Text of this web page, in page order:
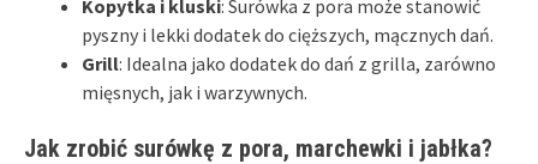
Kopytka i kluski: Surówka z pora może stanowić
pyszny i lekki dodatek do cięższych, mącznych dań.
Grill: Idealna jako dodatek do dań z grilla, zarówno
mięsnych, jak i warzywnych.
Jak zrobić surówkę z pora, marchewki i jabłka?